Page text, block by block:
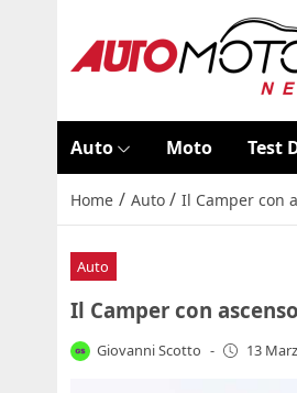
Auto Moto Test
Home / Auto / Il Camper con
Auto
Il Camper con
Giovanni Scotto - 13